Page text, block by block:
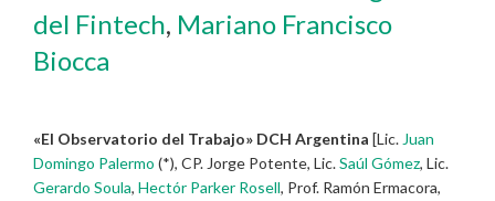
del Fintech, Mariano Francisco
Biocca
«El Observatorio del Trabajo» DCH Argentina [Lic. Juan
Domingo Palermo (*), CP. Jorge Potente, Lic.Saúl Gómez, Lic.
Gerardo Soula, Hectór Parker Rosell, Prof. Ramón Ermacora,